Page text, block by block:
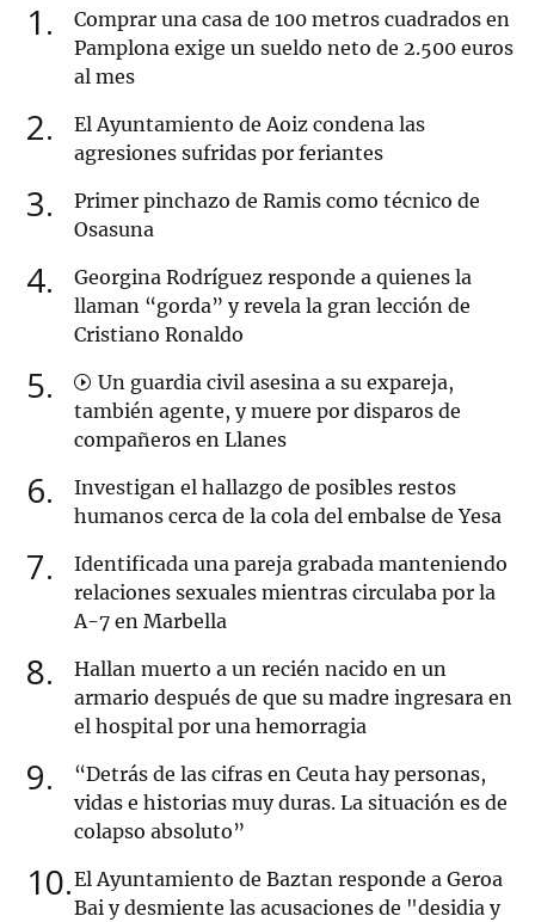
1
Comprar una casa de 100 metros cuadrados en
Pamplona exige un sueldo neto de 2.500 euros
al mes
2
El Ayuntamiento de Aoiz condena las
agresiones sufridas por feriantes
3
Primer pinchazo de Ramis como técnico de
Osasuna
4
Georgina Rodríguez responde a quienes la
llaman “gorda” y revela la gran lección de
Cristiano Ronaldo
5
Un guardia civil asesina a su expareja,
también agente, y muere por disparos de
compañeros en Llanes
6
Investigan el hallazgo de posibles restos
humanos cerca de la cola del embalse de Yesa
7
Identificada una pareja grabada manteniendo
relaciones sexuales mientras circulaba por la
A-7 en Marbella
8
Hallan muerto a un recién nacido en un
armario después de que su madre ingresara en
el hospital por una hemorragia
9
“Detrás de las cifras en Ceuta hay personas,
vidas e historias muy duras. La situación es de
colapso absoluto”
10 El Ayuntamiento de Baztan responde a Geroa
Bai y desmiente las acusaciones de "desidia y